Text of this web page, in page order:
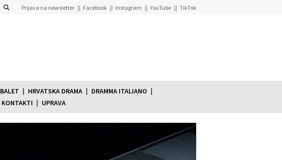
Prijava na newsletter Facebook Instagram YouTube TikTok
BALET HRVATSKA DRAMA
DRAMMA ITALIANO
KONTAKTI UPRAVA